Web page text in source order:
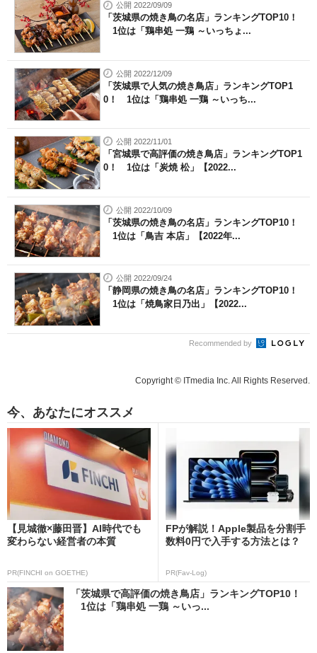
公開 2022/09/09
「茨城県の焼き鳥の名店」ランキングTOP10！
1位は「鶏串処 一鶏 ～いっちょ...
公開 2022/12/09
「茨城県で人気の焼き鳥店」ランキングTOP1
0！ 1位は「鶏串処 一鶏 ～いっち...
公開 2022/11/01
「宮城県で高評価の焼き鳥店」ランキングTOP1
0！ 1位は「炭焼 松」【2022...
公開 2022/10/09
「茨城県の焼き鳥の名店」ランキングTOP10！
1位は「鳥吉 本店」【2022年...
公開 2022/09/24
「静岡県の焼き鳥の名店」ランキングTOP10！
1位は「焼鳥家日乃出」【2022...
Recommended by
Copyright © ITmedia Inc. All Rights Reserved.
今、あなたにオススメ
【見城徹×藤田晋】AI時代でも
変わらない経営者の本質
PR(FINCHI on GOETHE)
FPが解説！Apple製品を分割手
数料0円で入手する方法とは？
PR(Fav-Log)
「茨城県で高評価の焼き鳥店」ランキングTOP10！
1位は「鶏串処 一鶏 ～いっ...